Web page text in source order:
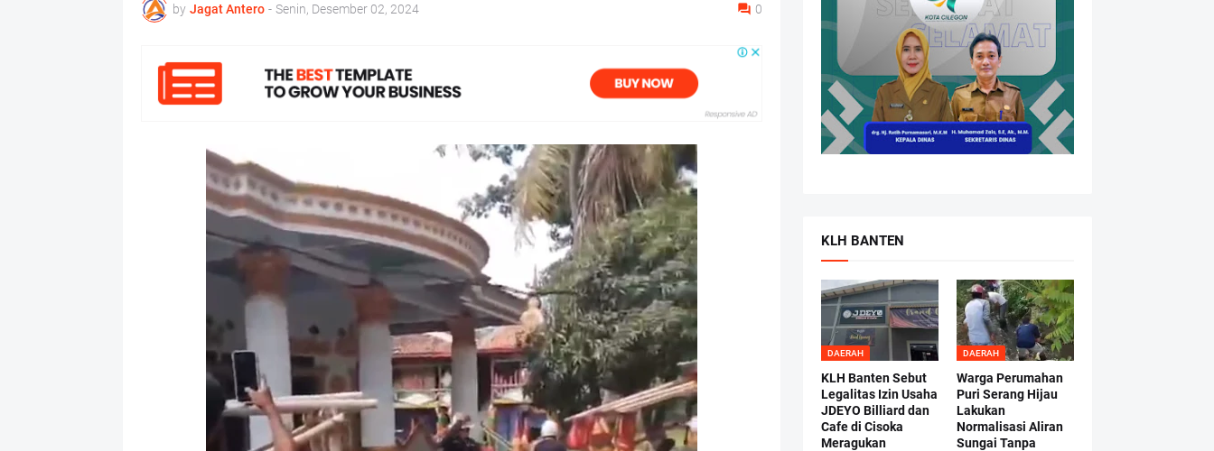
by Jagat Antero - Senin, Desember 02, 2024 0
KLH BANTEN
DAERAH
KLH Banten Sebut
Legalitas Izin Usaha
JDEYO Billiard dan
Cafe di Cisoka
Meragukan
DAERAH
Warga Perumahan
Puri Serang Hijau
Lakukan
Normalisasi Aliran
Sungai Tanpa